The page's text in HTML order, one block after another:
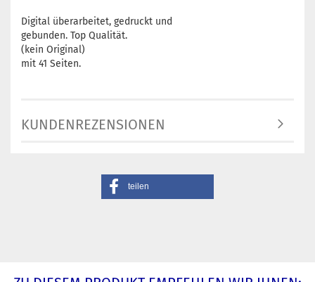
Digital überarbeitet, gedruckt und
gebunden. Top Qualität.
(kein Original)
mit 41 Seiten.
KUNDENREZENSIONEN
teilen